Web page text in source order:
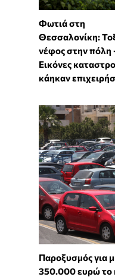
Φωτιά στη
Θεσσαλονίκη:
νέφος στην πόλη
Εικόνες
κάηκαν
Παροξυσμός για
350.000 ευρώ το